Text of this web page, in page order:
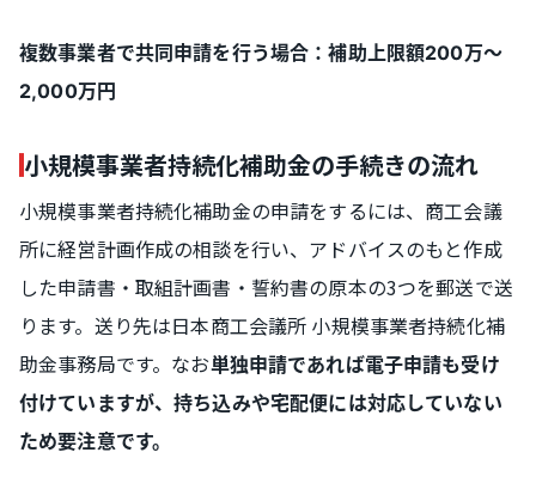
複数事業者で共同申請を行う場合：補助上限額200万～
2,000万円
小規模事業者持続化補助金の手続きの流れ
小規模事業者持続化補助金の申請をするには、商工会議
所に経営計画作成の相談を行い、アドバイスのもと作成
した申請書・取組計画書・誓約書の原本の3つを郵送で送
ります。送り先は日本商工会議所 小規模事業者持続化補
助金事務局です。なお単独申請であれば電子申請も受け
付けていますが、持ち込みや宅配便には対応していない
ため要注意です。